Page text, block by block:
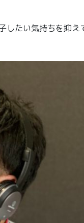
したい気持ちを抑え